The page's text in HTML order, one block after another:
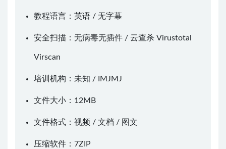
教程语言：英语 / 无字幕
安全扫描：无病毒无插件 / 云查杀 Virustotal
Virscan
培训机构：未知 / IMJMJ
文件大小：12MB
文件格式：视频 / 文档 / 图文
压缩软件： 7ZIP